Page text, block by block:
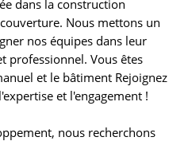
dans la construction
Nous mettons un
nos équipes dans leur
professionnel. Vous êtes
et le bâtiment Rejoignez
et l'engagement !
nous recherchons